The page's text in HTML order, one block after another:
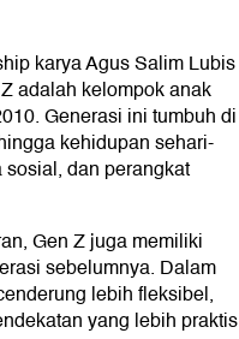
karya Agus Salim Lubis
adalah kelompok anak
Generasi ini tumbuh di
kehidupan sehari-
dan perangkat
Gen Z juga memiliki
sebelumnya. Dalam
lebih fleksibel,
yang lebih praktis